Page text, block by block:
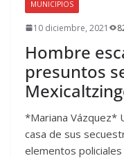
MUNICIPIOS
10 diciembre, 2021
Hombre
presuntos
*Mariana Vázquez*
casa de sus
elementos policiales